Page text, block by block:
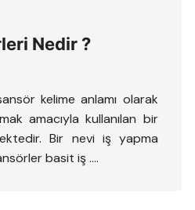
Nedir ?
kelime anlamı olarak
amacıyla kullanılan bir
Bir nevi iş yapma
basit iş ….